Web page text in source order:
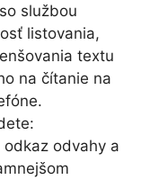
službou
listovania,
textu
na čítanie na
odvahy a